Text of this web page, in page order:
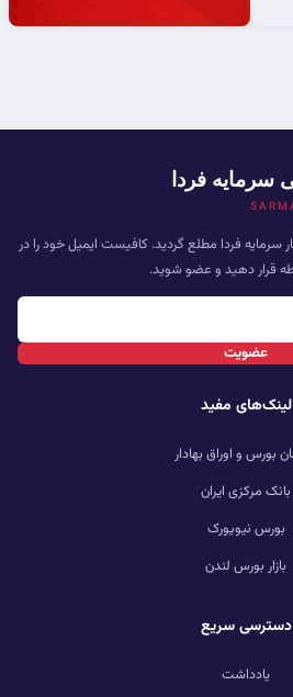
سرمایه فردا
سرمایه فردا مطلع گردید. کافیست ایمیل خود را در
قرار دهید و عضو شوید.
عضویت
لینک‌های مفید
بورس و اوراق بهادار
بانک مرکزی ایران
بورس نیویورک
بازار بورس لندن
دسترسی سریع
یادداشت